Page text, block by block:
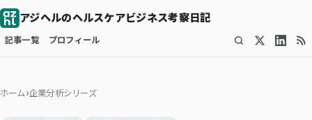
アジヘルのヘルスケアビジネス考察日記
記事一覧 プロフィール
ホーム›企業分析シリーズ